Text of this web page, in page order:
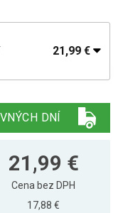
21,99 €
28,99 €
DNÍ
21,99 €
Cena bez DPH
17,88 €